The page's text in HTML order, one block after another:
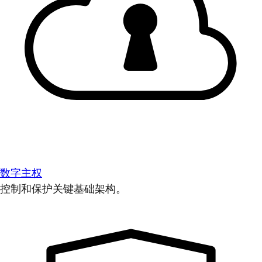
数字主权
控制和保护关键基础架构。